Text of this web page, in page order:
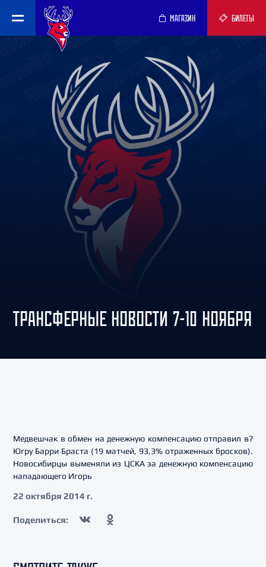
МАГАЗИН БИЛЕТЫ
ТРАНСФЕРНЫЕ НОВОСТИ 7-10 НОЯБРЯ
Медвешчак в обмен на денежную компенсацию отправил в?
Югру Барри Браста (19 матчей, 93,3% отраженных бросков).
Новосибирцы выменяли из ЦСКА за денежную компенсацию
нападающего Игорь
22 октября 2014 г.
Поделиться: